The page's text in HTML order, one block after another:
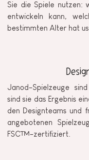
Sie die Spiele nutzen:
entwickeln kann,
bestimmten Alter hat
Janod-Spielzeuge
sind sie das Ergebnis
den Designteams und
angebotenen
FSC™-zertifiziert.